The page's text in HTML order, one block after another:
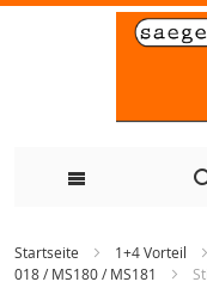
Inhalt
Startseite 1+4 Vorteil
018 / MS180 / MS181